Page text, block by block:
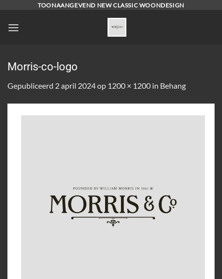
inhoud
TOONAANGEVEND NEW CLASSIC WOONDESIGN
Morris-co-logo
Gepubliceerd 2 april 2024op 1200 × 1200 in Behang